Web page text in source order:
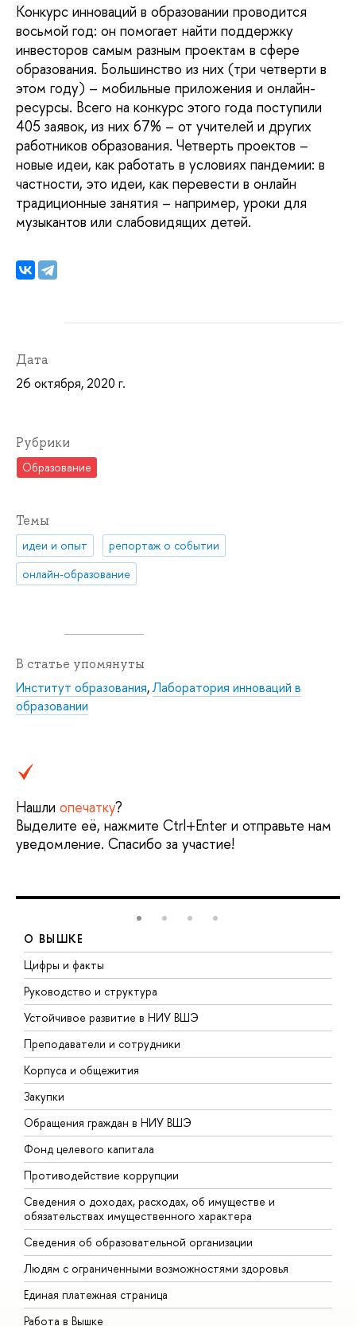
Конкурс инноваций в образовании проводится
восьмой год: он помогает найти поддержку
инвесторов самым разным проектам в сфере
образования. Большинство из них (три четверти в
этом году) – мобильные приложения и онлайн-
ресурсы. Всего на конкурс этого года поступили
405 заявок, из них 67% – от учителей и других
работников образования. Четверть проектов –
новые идеи, как работать в условиях пандемии: в
частности, это идеи, как перевести в онлайн
традиционные занятия – например, уроки для
музыкантов или слабовидящих детей.
Дата
26 октября, 2020 г.
Рубрики
Образование
Темы
идеи и опыт
репортаж о событии
онлайн-образование
В статье упомянуты
Институт образования,Лаборатория инноваций в
образовании
Нашли опечатку?
Выделите её, нажмите Ctrl+Enter и отправьте нам
уведомление. Спасибо за участие!
О ВЫШКЕ
Цифры и факты
Руководство и структура
Устойчивое развитие в НИУ ВШЭ
Преподаватели и сотрудники
Корпуса и общежития
Закупки
Обращения граждан в НИУ ВШЭ
Фонд целевого капитала
Противодействие коррупции
Сведения о доходах, расходах, об имуществе и
обязательствах имущественного характера
Сведения об образовательной организации
Людям с ограниченными возможностями здоровья
Единая платежная страница
Работа в Вышке